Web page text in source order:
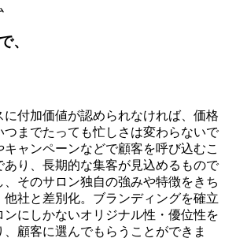
、
付加価値が認められなければ、価格
までたっても忙しさは変わらないで
キャンペーンなどで顧客を呼び込むこ
あり、長期的な集客が見込めるもので
そのサロン独自の強みや特徴をきち
他社と差別化。ブランディングを確立
にしかないオリジナル性・優位性を
顧客に選んでもらうことができま